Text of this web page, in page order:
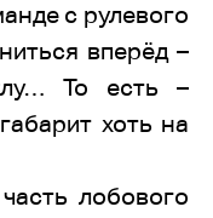
с рулевого
вперёд –
То есть –
хоть на
лобового